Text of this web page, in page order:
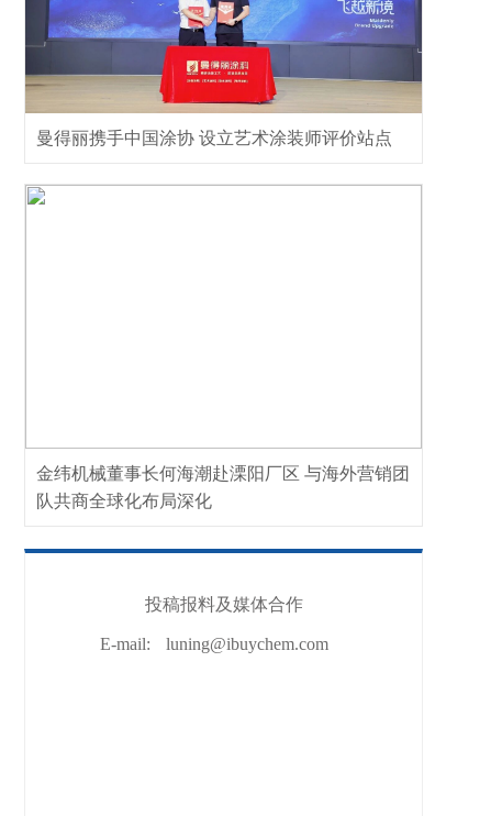
曼得丽携手中国涂协 设立艺术涂装师评价站点
金纬机械董事长何海潮赴溧阳厂区 与海外营销团
队共商全球化布局深化
投稿报料及媒体合作
E-mail: luning@ibuychem.com